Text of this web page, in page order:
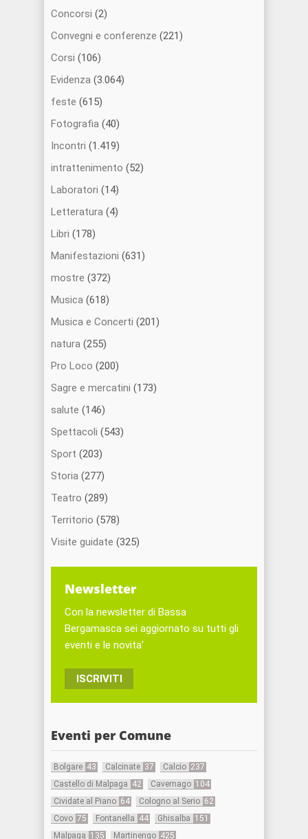
Concorsi (2)
Convegni e conferenze (221)
Corsi (106)
Evidenza (3.064)
feste (615)
Fotografia (40)
Incontri (1.419)
intrattenimento (52)
Laboratori (14)
Letteratura (4)
Libri (178)
Manifestazioni (631)
mostre (372)
Musica (618)
Musica e Concerti (201)
natura (255)
Pro Loco (200)
Sagre e mercatini (173)
salute (146)
Spettacoli (543)
Sport (203)
Storia (277)
Teatro (289)
Territorio (578)
Visite guidate (325)
Newsletter
Con la newsletter di Bassa
Bergamasca sei aggiornato su tutti gli
eventi e le novita'
ISCRIVITI
Eventi per Comune
Bolgare 43 Calcinate 37 Calcio 237
Castello di Malpaga 42 Cavernago 104
Cividate al Piano 64 Cologno al Serio 62
Covo 75 Fontanella 44 Ghisalba 151
Malpaga 135 Martinengo 425